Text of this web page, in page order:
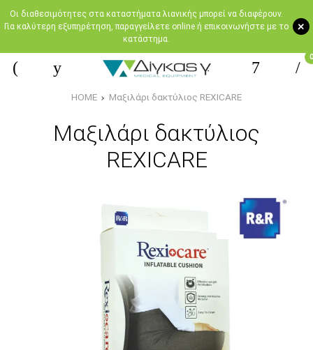
+
Oι διαθεσιμότητες στα καταστήματα λιανικής μπορεί να διαφέρουν.
Για καλύτερη εξυπηρέτηση, παραγγείλετε online ή επικοινωνήστε με το
κατάστημα.
0
HOME Μαξιλάρι δακτύλιος REXICARE
Μαξιλάρι δακτύλιος
REXICARE